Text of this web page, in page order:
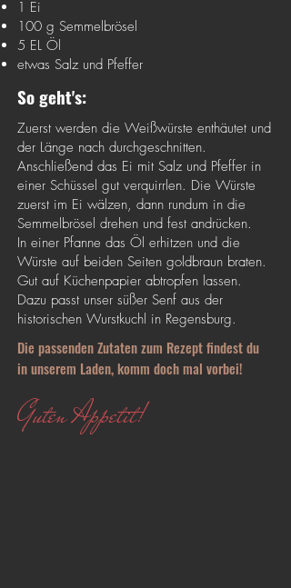
1 Ei
100 g Semmelbrösel
5 EL Öl
etwas Salz und Pfeffer
So geht's:
Zuerst werden die Weißwürste enthäutet und
der Länge nach durchgeschnitten.
Anschließend das Ei mit Salz und Pfeffer in
einer Schüssel gut verquirrlen. Die Würste
zuerst im Ei wälzen, dann rundum in die
Semmelbrösel drehen und fest andrücken.
In einer Pfanne das Öl erhitzen und die
Würste auf beiden Seiten goldbraun braten.
Gut auf Küchenpapier abtropfen lassen.
Dazu passt unser süßer Senf aus der
historischen Wurstkuchl in Regensburg.
Die passenden Zutaten zum Rezept findest du
in unserem Laden, komm doch mal vorbei!
Guten Appetit!